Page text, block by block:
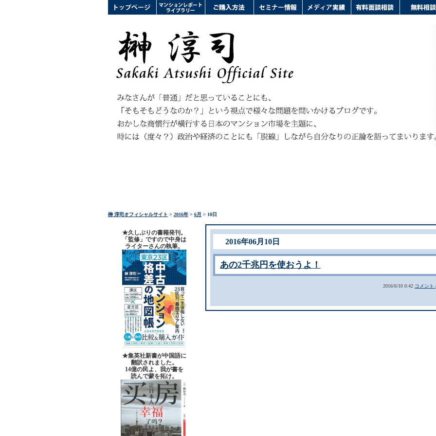
榊 淳司オフィシャルサイト > 2016年 > 6月 > 10日
★久しぶりの書籍発刊。
「監修」ですので中身は
ライターさんの執筆。
★集英社新書が中国語に
翻訳されました。
14億の民よ、我が書を
読んで蒙を拓け。
2016年06月10日
あの2千兆円を使おうよ！
2016/6/10 0:42 コメント